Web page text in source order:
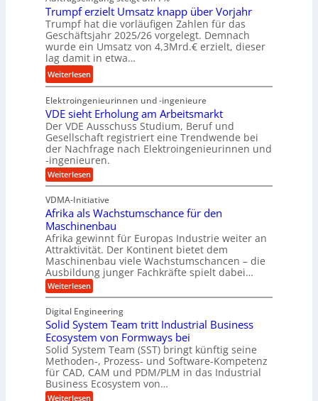
r
e
i
s
l
a
u
f
e
n
e
n
f
ü
u
n
g
e
n
B
S
C
L
w
e
i
t
e
r
e
n
t
w
i
c
r
t
u
n
g
s
r
e
i
e
s
H
y
b
r
i
d
-
K
u
g
e
l
l
a
g
e
r
Trumpf erzielt Umsatz knapp über Vorjahr
Trumpf hat die vorläufigen Zahlen für das
Geschäftsjahr 2025/26 vorgelegt. Demnach
wurde ein Umsatz von 4,3Mrd.€ erzielt, dieser
lag damit in etwa…
Weiterlesen:
T
r
u
m
p
f
e
r
l
t
U
m
s
t
z
k
n
a
p
p
Elektroingenieurinnen und -ingenieure
VDE sieht Erholung am Arbeitsmarkt
Der VDE Ausschuss Studium, Beruf und
Gesellschaft registriert eine Trendwende bei
der Nachfrage nach Elektroingenieurinnen und
-ingenieuren.
Weiterlesen:
V
E
s
i
e
h
t
E
r
h
o
u
n
a
m
A
r
b
e
VDMA-Initiative
Afrika als Wachstumschance für den
Maschinenbau
Afrika gewinnt für Europas Industrie weiter an
Attraktivität. Der Kontinent bietet dem
Maschinenbau viele Wachstumschancen – die
Ausbildung junger Fachkräfte spielt dabei…
Weiterlesen:
A
r
i
k
a
a
s
W
a
Digital Engineering
Solid System Team tritt Industrial Business
Ecosystem von Formways bei
Solid System Team (SST) bringt künftig seine
Methoden-, Prozess- und Software-Kompetenz
für CAD, CAM und PDM/PLM in das Industrial
Business Ecosystem von…
Weiterlesen: